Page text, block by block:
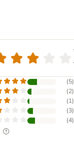
(5)
(2)
(1)
(3)
(4)